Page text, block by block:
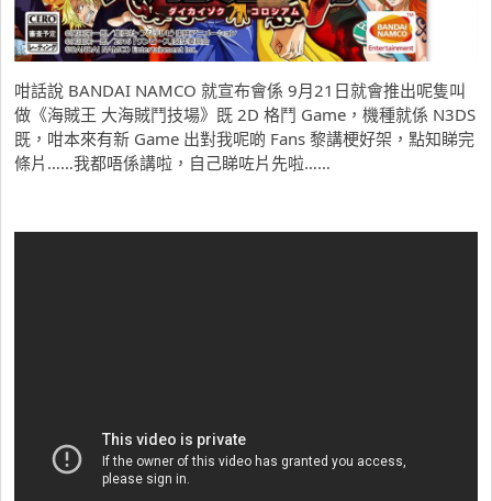
咁話說 BANDAI NAMCO 就宣布會係 9月21日就會推出呢隻叫
做《海賊王 大海賊鬥技場》既 2D 格鬥 Game，機種就係 N3DS
既，咁本來有新 Game 出對我呢啲 Fans 黎講梗好架，點知睇完
條片……我都唔係講啦，自己睇咗片先啦……